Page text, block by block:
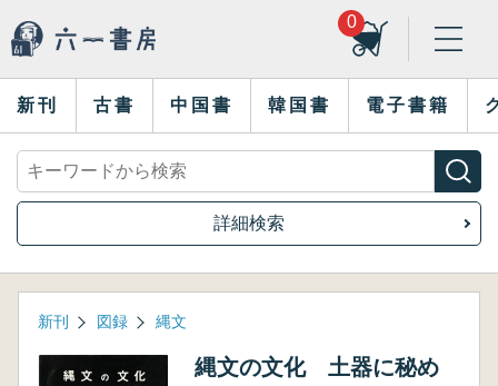
0
新刊 古書 中国書 韓国書 電子書籍
詳細検索
新刊 図録 縄文
縄文の文化 土器に秘め